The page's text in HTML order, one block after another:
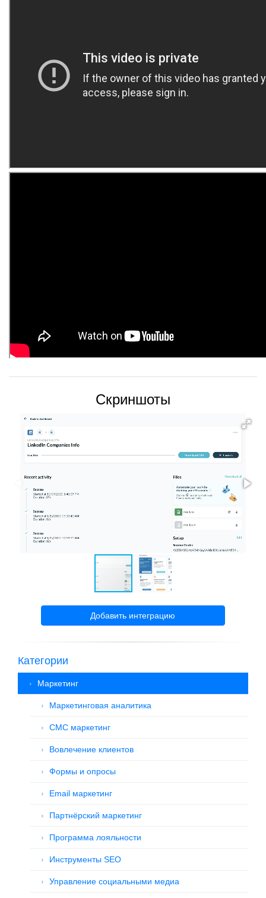
Скриншоты
Добавить интеграцию
Категории
Маркетинг
Маркетинговая аналитика
СМС маркетинг
Вовлечение клиентов
Формы и опросы
Email маркетинг
Партнёрский маркетинг
Программа лояльности
Инструменты SEO
Управление социальными медиа